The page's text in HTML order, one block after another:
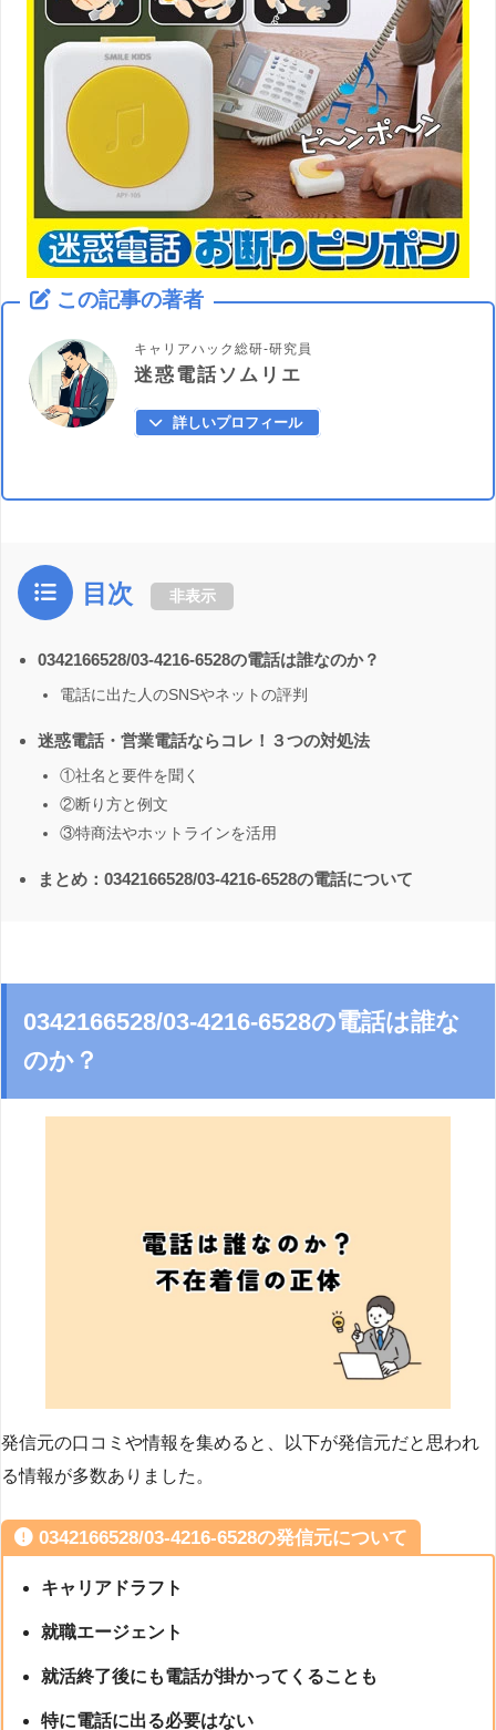
この記事の著者
キャリアハック総研-研究員
迷惑電話ソムリエ
詳しいプロフィール
目次 非表示
0342166528/03-4216-6528の電話は誰なのか？
電話に出た人のSNSやネットの評判
迷惑電話・営業電話ならコレ！３つの対処法
①社名と要件を聞く
②断り方と例文
③特商法やホットラインを活用
まとめ：0342166528/03-4216-6528の電話について
0342166528/03-4216-6528の電話は誰な
のか？
発信元の口コミや情報を集めると、以下が発信元だと思われ
る情報が多数ありました。
0342166528/03-4216-6528の発信元について
キャリアドラフト
就職エージェント
就活終了後にも電話が掛かってくることも
特に電話に出る必要はない